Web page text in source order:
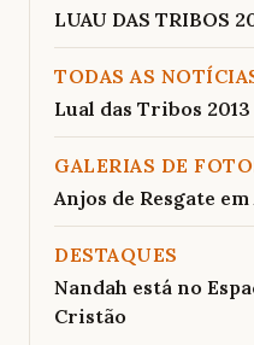
LUAU DAS TRIBOS
TODAS AS
Lual das Tribos 2013
GALERIAS DE
Anjos de Resgate
DESTAQUES
Nandah está no
Cristão